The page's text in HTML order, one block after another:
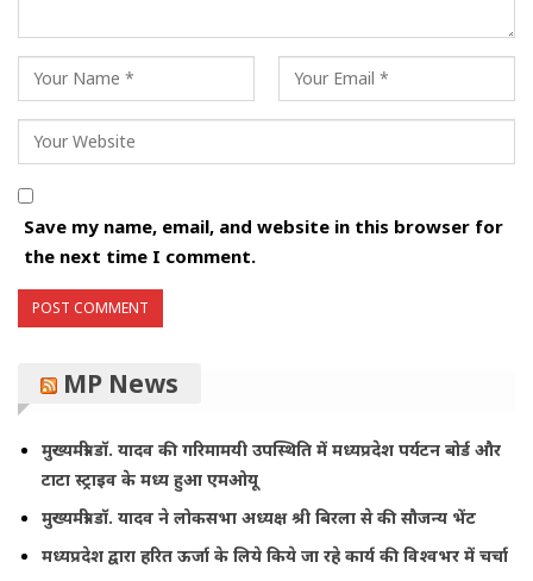
Save my name, email, and website in this browser for
the next time I comment.
MP News
मुख्यमंत्री डॉ. यादव की गरिमामयी उपस्थिति में मध्यप्रदेश पर्यटन बोर्ड और
टाटा स्ट्राइव के मध्य हुआ एमओयू
मुख्यमंत्री डॉ. यादव ने लोकसभा अध्यक्ष श्री बिरला से की सौजन्य भेंट
मध्यप्रदेश द्वारा हरित ऊर्जा के लिये किये जा रहे कार्य की विश्वभर में चर्चा